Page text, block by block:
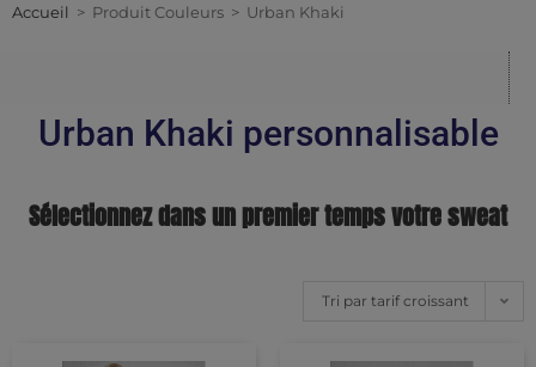
Accueil > Produit Couleurs > Urban Khaki
Urban Khaki personnalisable
Sélectionnez dans un premier temps votre sweat
Tri par tarif croissant